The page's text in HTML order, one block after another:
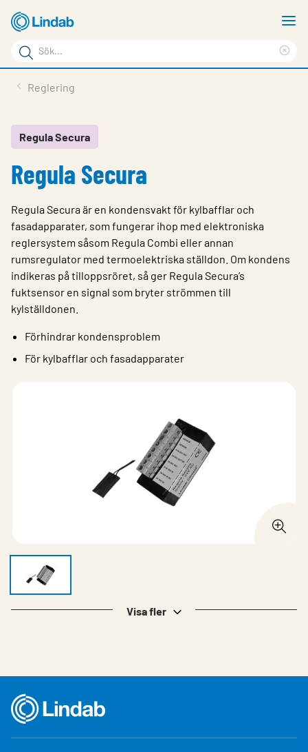
Hoppa
till
huvudinnehållet
Sökord
Sök
på
Service & Support
Hållbarhet
Om Lindab
Kontakt
Logga in
Choose languge
Sweden
Reglering
Regula Secura
Regula Secura
Regula Secura är en kondensvakt för kylbafflar och
fasadapparater, som fungerar ihop med elektroniska
reglersystem såsom Regula Combi eller annan
rumsregulator med termoelektriska ställdon. Om kondens
indikeras på tilloppsröret, så ger Regula Secura’s
fuktsensor en signal som bryter strömmen till
kylställdonen.
Förhindrar kondensproblem
För kylbafflar och fasadapparater
Visa fler